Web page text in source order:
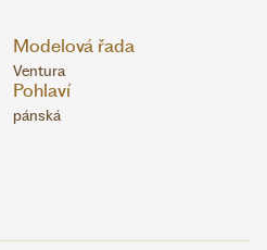
Modelová řada
Ventura
Pohlaví
pánská